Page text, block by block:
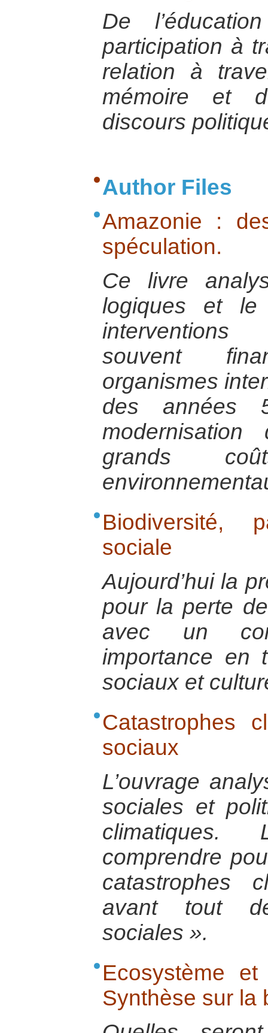
De
participation à
relation à
mémoire et
discours
Author Files
Amazonie :
spéculation.
Ce livre
logiques et le
interventions
souvent
organismes
des années
grands
Biodiversité,
sociale
Aujourd’hui la
pour la perte
avec un
importance en
sociaux et
Catastrophes
sociaux
L’ouvrage
sociales et
climatiques.
comprendre
catastrophes
avant tout
sociales ».
Ecosystème
Synthèse sur la